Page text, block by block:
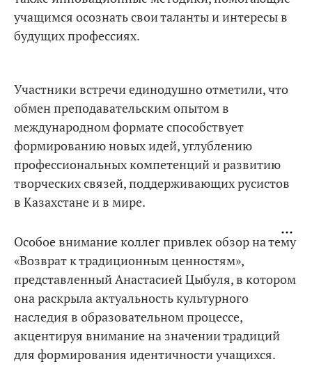
учащимся осознать свои таланты и интересы в
будущих профессиях.
Участники встречи единодушно отметили, что
обмен преподавательским опытом в
международном формате способствует
формированию новых идей, углублению
профессиональных компетенций и развитию
творческих связей, поддерживающих русистов
в Казахстане и в мире.
Особое внимание коллег привлек обзор на тему
«Возврат к традиционным ценностям»,
представленный Анастасией Цыбуля, в котором
она раскрыла актуальность культурного
наследия в образовательном процессе,
акцентируя внимание на значении традиций
для формирования идентичности учащихся.